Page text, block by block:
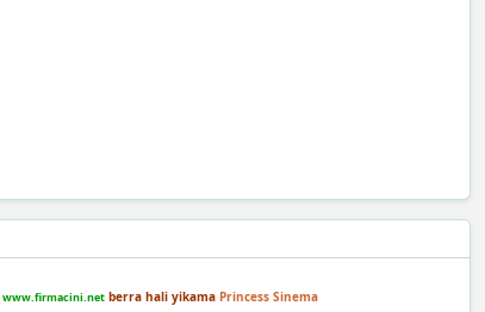
www.firmacini.net berra hali yikama Princess Sinema